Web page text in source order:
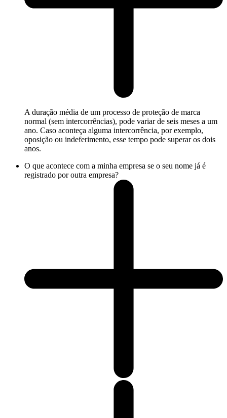
A duração média de um processo de proteção de marca
normal (sem intercorrências), pode variar de seis meses a um
ano. Caso aconteça alguma intercorrência, por exemplo,
oposição ou indeferimento, esse tempo pode superar os dois
anos.
O que acontece com a minha empresa se o seu nome já é
registrado por outra empresa?